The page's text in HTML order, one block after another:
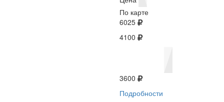
По карте
6025
4100
3600
Подробности